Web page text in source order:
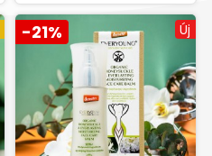
-21% Új